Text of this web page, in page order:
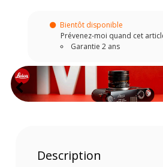
Bientôt disponible
Prévenez-moi quand cet
Garantie 2 ans
Description